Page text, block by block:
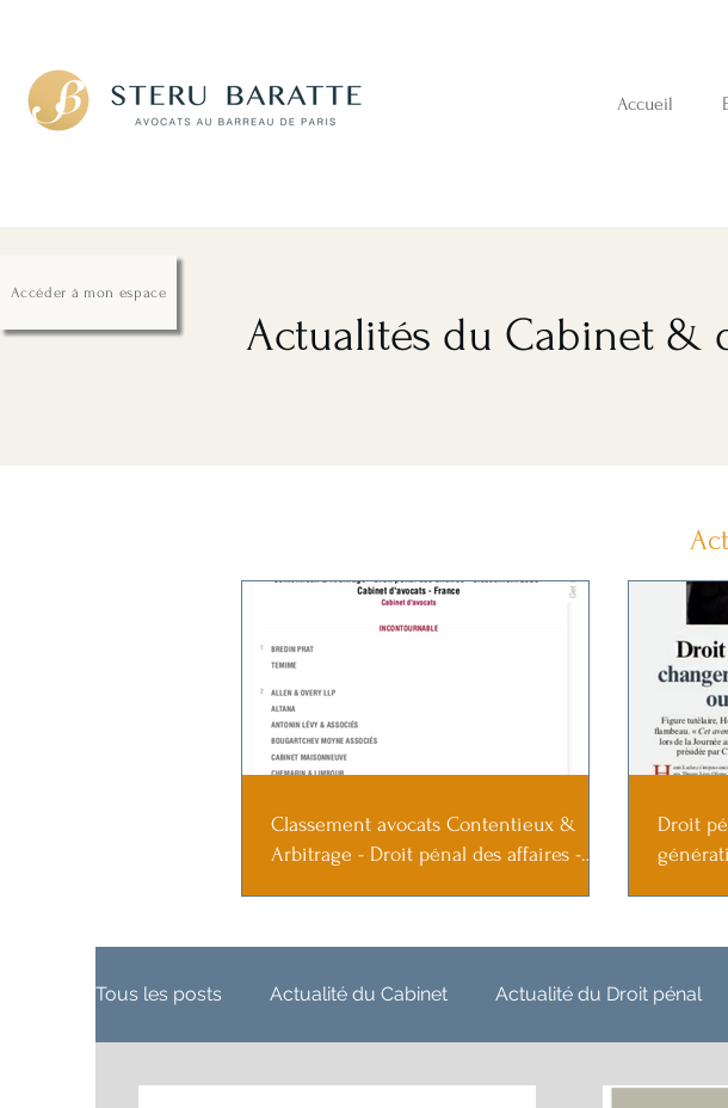
Accéder à mon espace
Accueil
Actualités du Cabinet &
Classement avocats Contentieux &
Arbitrage - Droit pénal des affaires -
Droit
Tous les posts Actualité du Cabinet Actualité du Droit pénal
Responsabilité pénale Casier judiciaire Droit pénal du